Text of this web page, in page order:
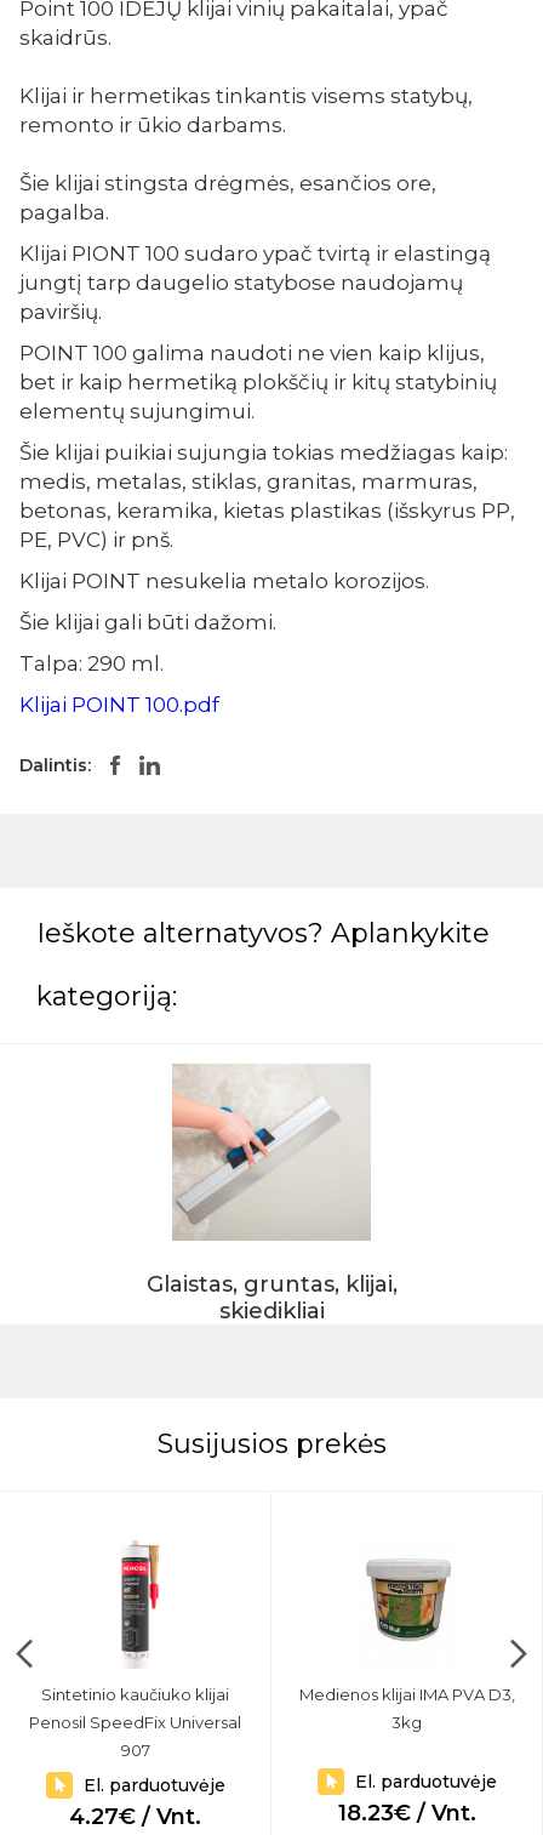
Point 100 IDĖJŲ klijai vinių pakaitalai, ypač
skaidrūs.
Klijai ir hermetikas tinkantis visems statybų,
remonto ir ūkio darbams.
Šie klijai stingsta drėgmės, esančios ore,
pagalba.
Klijai PIONT 100 sudaro ypač tvirtą ir elastingą
jungtį tarp daugelio statybose naudojamų
paviršių.
POINT 100 galima naudoti ne vien kaip klijus,
bet ir kaip hermetiką plokščių ir kitų statybinių
elementų sujungimui.
Šie klijai puikiai sujungia tokias medžiagas kaip:
medis, metalas, stiklas, granitas, marmuras,
betonas, keramika, kietas plastikas (išskyrus PP,
PE, PVC) ir pnš.
Klijai POINT nesukelia metalo korozijos.
Šie klijai gali būti dažomi.
Talpa: 290 ml.
Klijai POINT 100.pdf
Dalintis:
Ieškote alternatyvos? Aplankykite
kategoriją:
Glaistas, gruntas, klijai,
skiedikliai
Susijusios prekės
Sintetinio kaučiuko klijai
Penosil SpeedFix Universal
907
El. parduotuvėje
4.27€ / Vnt.
Medienos klijai IMA PVA D3,
3kg
El. parduotuvėje
18.23€ / Vnt.